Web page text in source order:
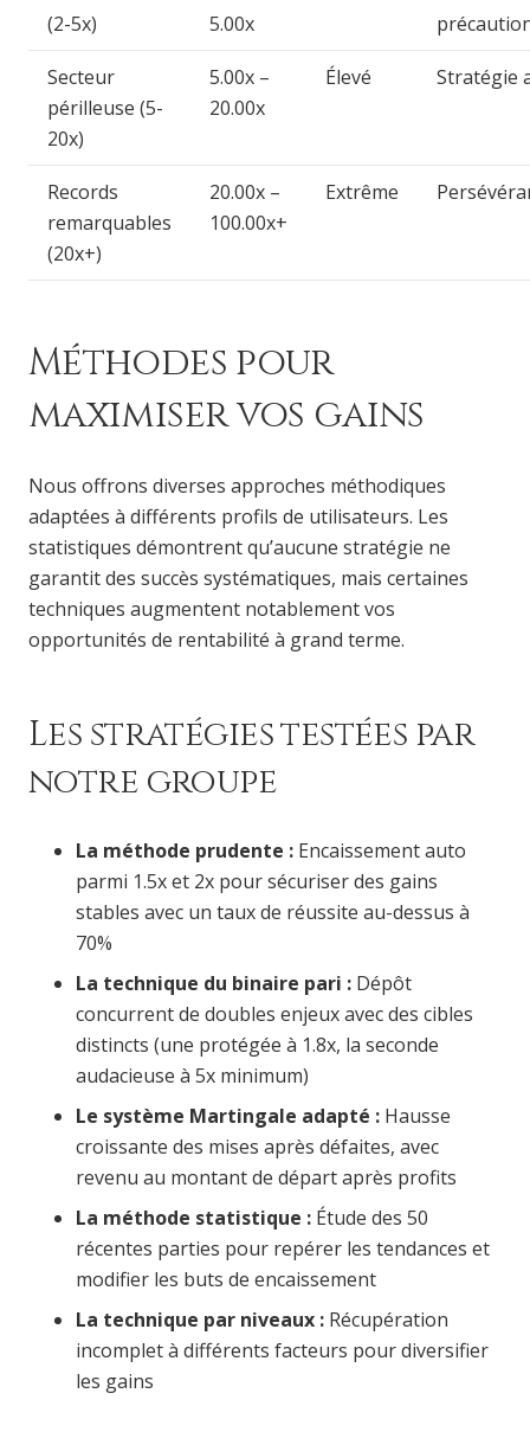
(2-5x)
5.00x
Secteur
périlleuse (5-
20x)
5.00x –
20.00x
Élevé Stratégie
Records
remarquables
(20x+)
20.00x –
100.00x+
Extrême
Méthodes pour
maximiser vos gains
Nous offrons diverses approches méthodiques
adaptées à différents profils de utilisateurs. Les
statistiques démontrent qu’aucune stratégie ne
garantit des succès systématiques, mais certaines
techniques augmentent notablement vos
opportunités de rentabilité à grand terme.
Les stratégies testées par
notre groupe
La méthode prudente : Encaissement auto
parmi 1.5x et 2x pour sécuriser des gains
stables avec un taux de réussite au-dessus à
70%
La technique du binaire pari : Dépôt
concurrent de doubles enjeux avec des cibles
distincts (une protégée à 1.8x, la seconde
audacieuse à 5x minimum)
Le système Martingale adapté : Hausse
croissante des mises après défaites, avec
revenu au montant de départ après profits
La méthode statistique : Étude des 50
récentes parties pour repérer les tendances et
modifier les buts de encaissement
La technique par niveaux : Récupération
incomplet à différents facteurs pour diversifier
les gains